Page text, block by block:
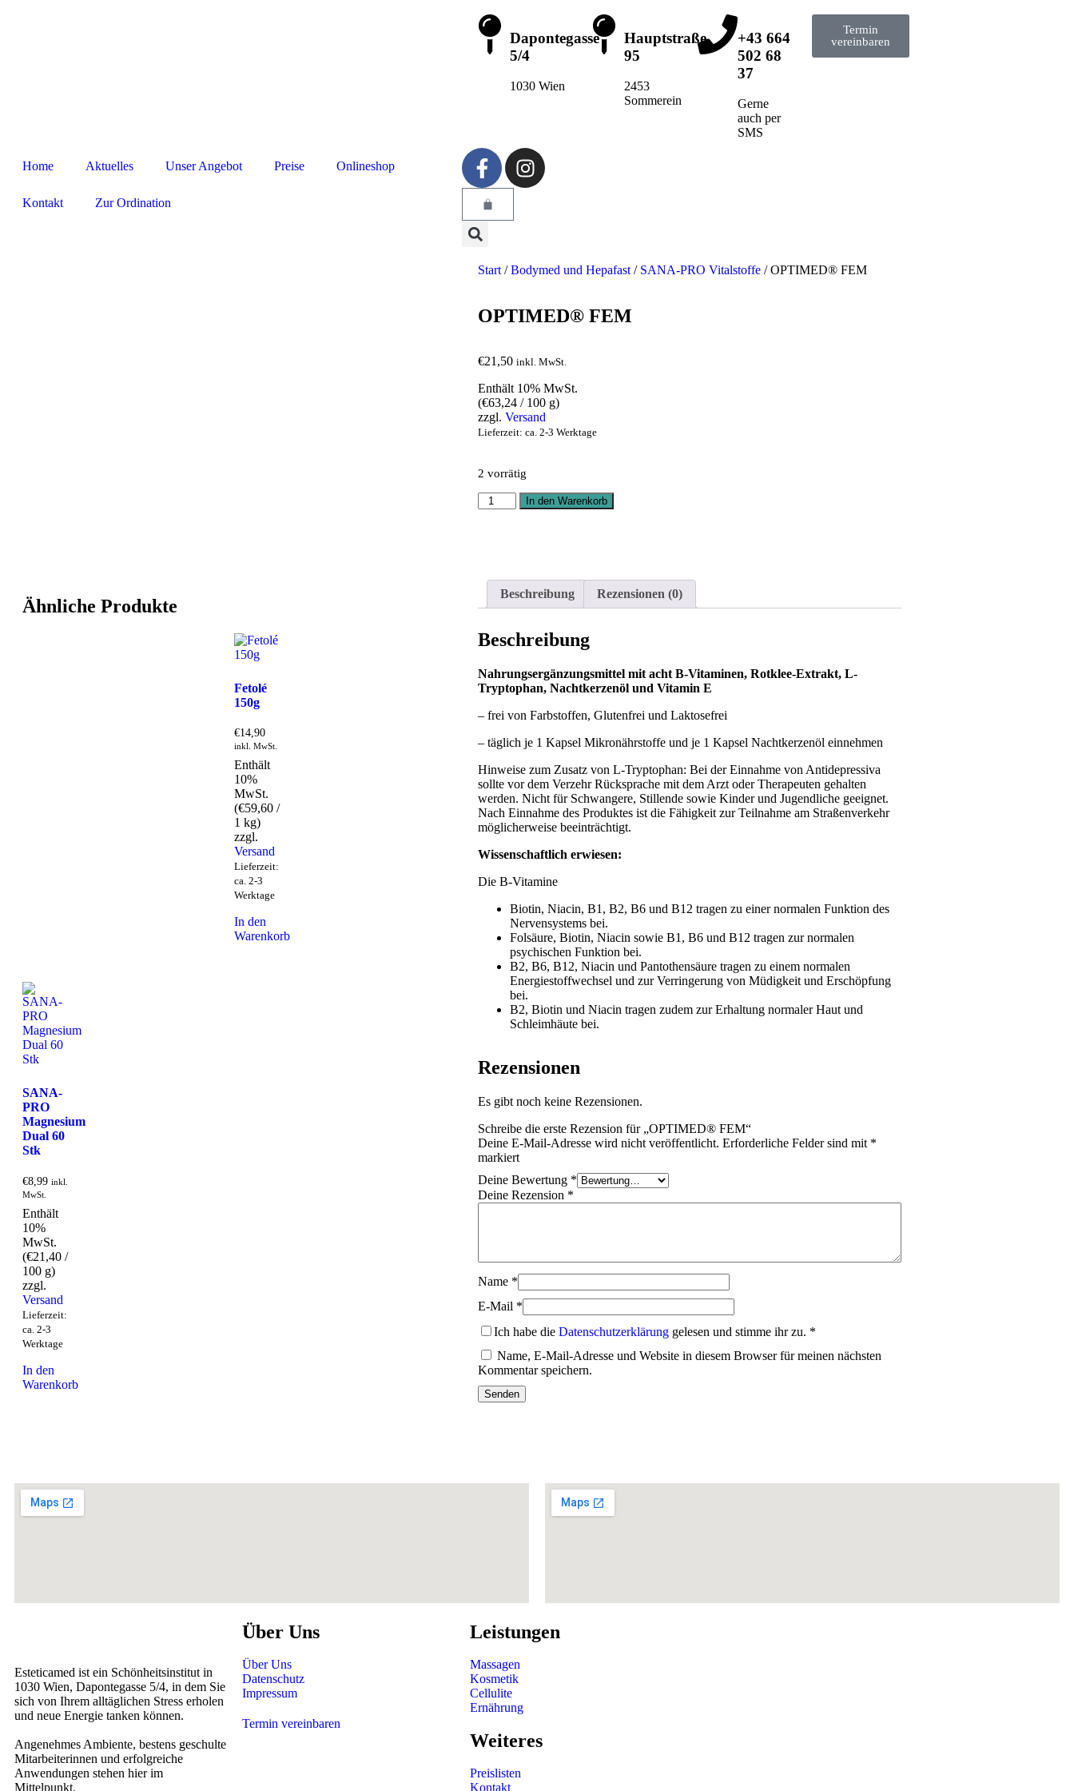
Dapontegasse
5/4
1030 Wien
Hauptstraße
95
2453
Sommerein
+43 664
502 68
37
Gerne
auch per
SMS
Termin
vereinbaren
Home Aktuelles Unser Angebot Preise Onlineshop
Kontakt Zur Ordination
Start/Bodymed und Hepafast/ SANA-PRO Vitalstoffe / OPTIMED® FEM
OPTIMED® FEM
€21,50 inkl. MwSt.
Enthält 10% MwSt.
(€63,24 / 100 g)
zzgl. Versand
Lieferzeit: ca. 2-3 Werktage
2 vorrätig
In den Warenkorb
Ähnliche Produkte
Fetolé
150g
€14,90
inkl. MwSt.
Enthält
10%
MwSt.
(€59,60 /
1 kg)
zzgl.
Versand
Lieferzeit:
ca. 2-3
Werktage
In den
Warenkorb
SANA-
PRO
Magnesium
Dual 60
Stk
€8,99 inkl.
MwSt.
Enthält
10%
MwSt.
(€21,40 /
100 g)
zzgl.
Versand
Lieferzeit:
ca. 2-3
Werktage
In den
Warenkorb
Beschreibung Rezensionen (0)
Beschreibung
Nahrungsergänzungsmittel mit acht B-Vitaminen, Rotklee-Extrakt, L-
Tryptophan, Nachtkerzenöl und Vitamin E
– frei von Farbstoffen, Glutenfrei und Laktosefrei
– täglich je 1 Kapsel Mikronährstoffe und je 1 Kapsel Nachtkerzenöl einnehmen
Hinweise zum Zusatz von L-Tryptophan: Bei der Einnahme von Antidepressiva
sollte vor dem Verzehr Rücksprache mit dem Arzt oder Therapeuten gehalten
werden. Nicht für Schwangere, Stillende sowie Kinder und Jugendliche geeignet.
Nach Einnahme des Produktes ist die Fähigkeit zur Teilnahme am Straßenverkehr
möglicherweise beeinträchtigt.
Wissenschaftlich erwiesen:
Die B-Vitamine
Biotin, Niacin, B1, B2, B6 und B12 tragen zu einer normalen Funktion des
Nervensystems bei.
Folsäure, Biotin, Niacin sowie B1, B6 und B12 tragen zur normalen
psychischen Funktion bei.
B2, B6, B12, Niacin und Pantothensäure tragen zu einem normalen
Energiestoffwechsel und zur Verringerung von Müdigkeit und Erschöpfung
bei.
B2, Biotin und Niacin tragen zudem zur Erhaltung normaler Haut und
Schleimhäute bei.
Rezensionen
Es gibt noch keine Rezensionen.
Schreibe die erste Rezension für „OPTIMED® FEM“
Deine E-Mail-Adresse wird nicht veröffentlicht. Erforderliche Felder sind mit *
markiert
Deine Bewertung *
Deine Rezension *
Name *
E-Mail *
Ich habe die Datenschutzerklärung gelesen und stimme ihr zu. *
Name, E-Mail-Adresse und Website in diesem Browser für meinen nächsten
Kommentar speichern.
Esteticamed ist ein Schönheitsinstitut in
1030 Wien, Dapontegasse 5/4, in dem Sie
sich von Ihrem alltäglichen Stress erholen
und neue Energie tanken können.
Angenehmes Ambiente, bestens geschulte
Mitarbeiterinnen und erfolgreiche
Anwendungen stehen hier im
Mittelpunkt.
Über Uns
Über Uns
Datenschutz
Impressum
Termin vereinbaren
Leistungen
Massagen
Kosmetik
Cellulite
Ernährung
Weiteres
Preislisten
Kontakt